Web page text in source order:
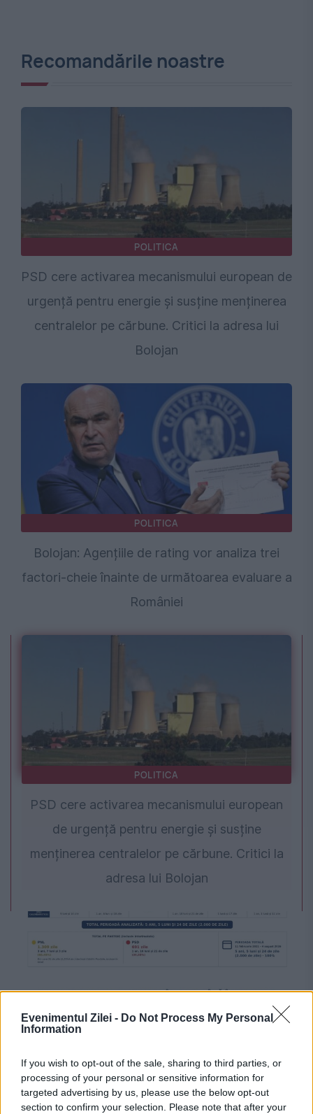
Evenimentul Zilei - Do Not Process My Personal
Information
If you wish to opt-out of the sale, sharing to third parties, or
processing of your personal or sensitive information for
targeted advertising by us, please use the below opt-out
section to confirm your selection. Please note that after your
Recomandările noastre
POLITICA
PSD cere activarea mecanismului european de
urgență pentru energie și susține menținerea
centralelor pe cărbune. Critici la adresa lui
Bolojan
POLITICA
Bolojan: Agențiile de rating vor analiza trei
factori-cheie înainte de următoarea evaluare a
României
POLITICA
PSD cere activarea mecanismului european
de urgență pentru energie și susține
menținerea centralelor pe cărbune. Critici la
adresa lui Bolojan
Adevărul despre PNRR. USR a conceput
jaloanele prost trasate. PNL și PSD, eforturi